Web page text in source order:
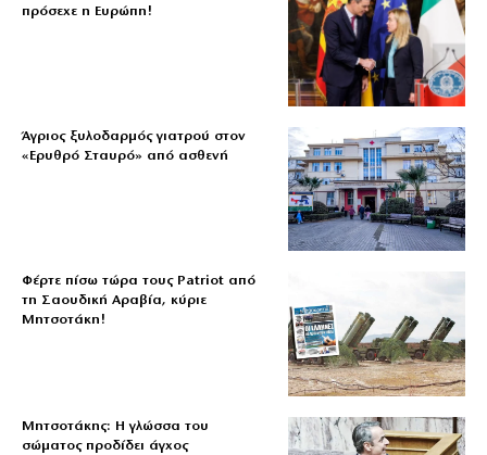
πρόσεχε η Ευρώπη!
Άγριος ξυλοδαρμός γιατρού στον
«Ερυθρό Σταυρό» από ασθενή
Φέρτε πίσω τώρα τους Patriot από
τη Σαουδική Αραβία, κύριε
Μητσοτάκη!
Μητσοτάκης: Η γλώσσα του
σώματος προδίδει άγχος